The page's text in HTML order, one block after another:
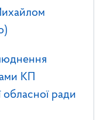
КП
обласної ради